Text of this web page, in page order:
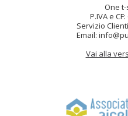
One
P.IVA e
Servizio
Email:
Vai alla